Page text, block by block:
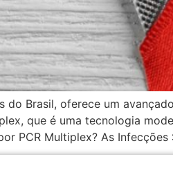
Brasil, oferece um
que é uma tecnologia
PCR Multiplex? As